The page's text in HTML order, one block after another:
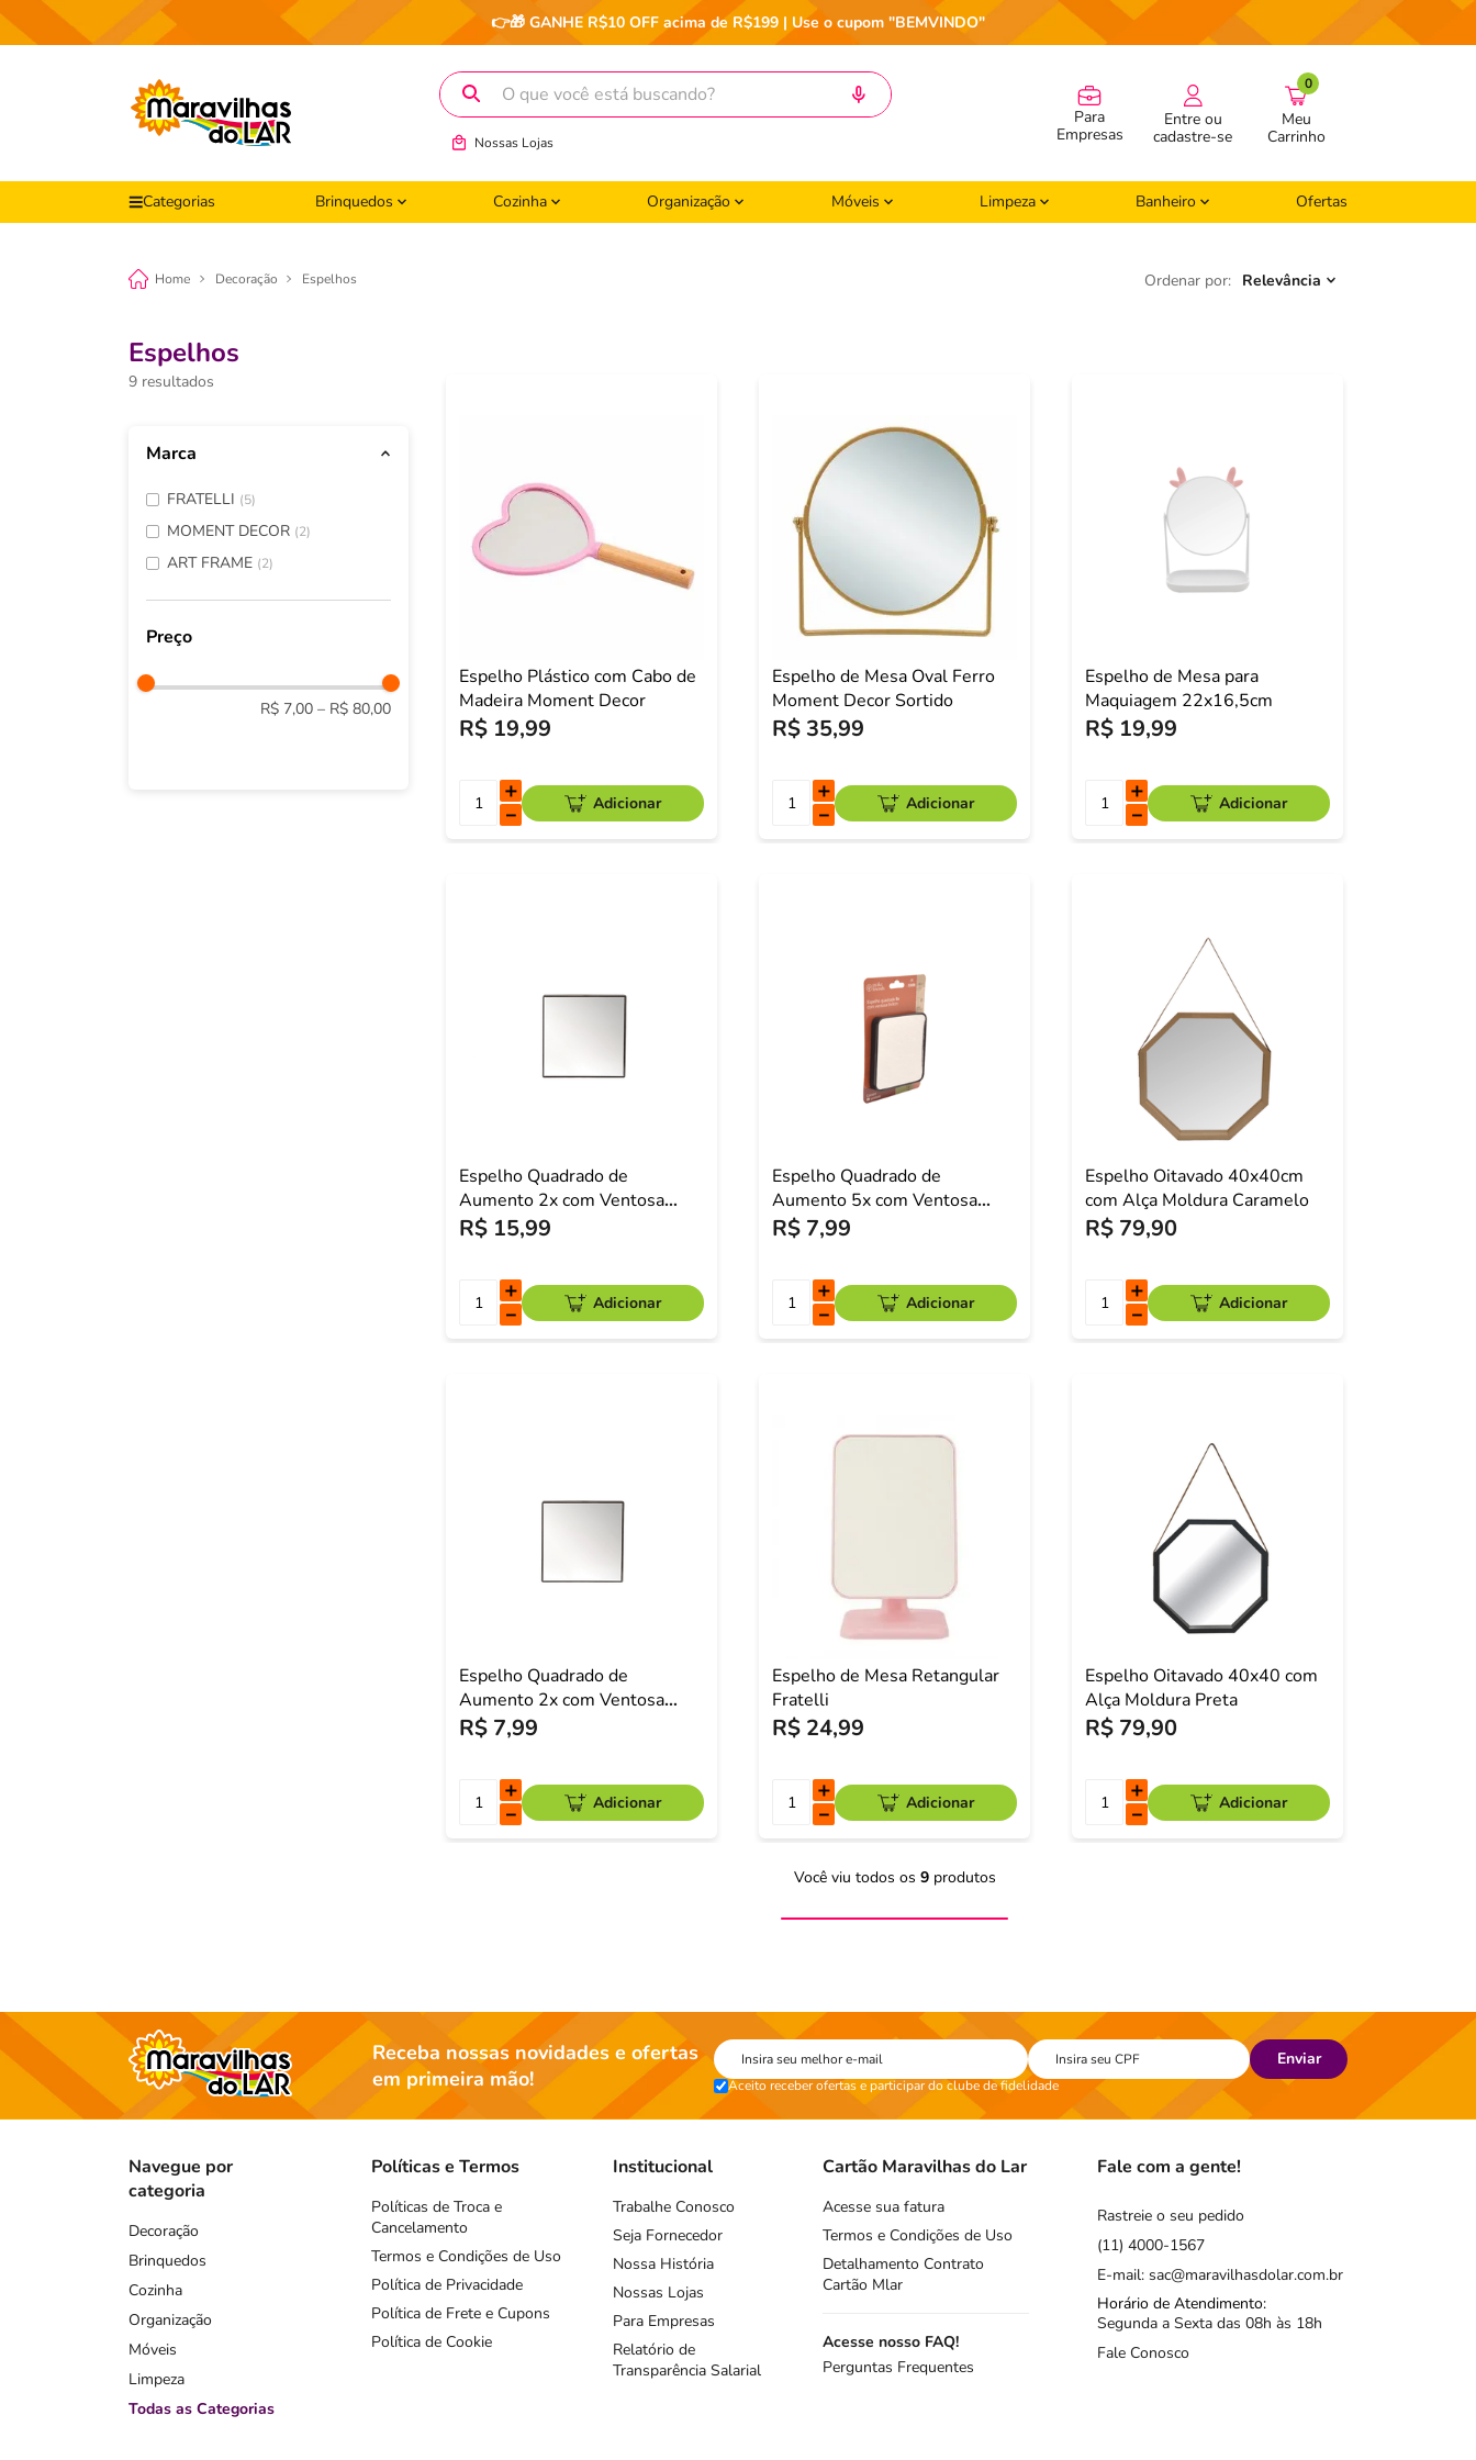
👉🎁 GANHE R$10 OFF acima de R$199 | Use o cupom "BEMVINDO"
O que você está buscando?
Nossas Lojas
Para
Empresas
0
Meu
Carrinho
Brinquedos Cozinha Organização Móveis Limpeza Banheiro Ofertas
Categorias
Decoração Espelhos Ordenar por Relevância
Espelhos
9
Marca
FRATELLI (5)
MOMENT DECOR (2)
ART FRAME (2)
R$ 7,00 – R$ 80,00
Espelho Plástico com Cabo de
Madeira Moment Decor
R$ 19,99
＋
－
Adicionar
Espelho de Mesa Oval Ferro
Moment Decor Sortido
R$ 35,99
＋
－
Adicionar
Espelho de Mesa para
Maquiagem 22x16,5cm
R$ 19,99
＋
－
Adicionar
Espelho Quadrado de
Aumento 2x com Ventosa
14x14cm Make Friends
R$ 15,99
＋
－
Adicionar
Espelho Quadrado de
Aumento 5x com Ventosa
9x9cm Make Friends
R$ 7,99
＋
－
Adicionar
Espelho Oitavado 40x40cm
com Alça Moldura Caramelo
R$ 79,90
＋
－
Adicionar
Espelho Quadrado de
Aumento 2x com Ventosa
9x9cm Make Friends
R$ 7,99
＋
－
Adicionar
Espelho de Mesa Retangular
Fratelli
R$ 24,99
＋
－
Adicionar
Espelho Oitavado 40x40 com
Alça Moldura Preta
R$ 79,90
＋
－
Adicionar
Você viu todos os 9produtos
Receba nossas novidades e ofertas
em primeira mão!
Aceito receber ofertas e participar do clube de fidelidade
Enviar
Navegue por
categoria
Decoração
Brinquedos
Cozinha
Organização
Móveis
Limpeza
Todas as Categorias
Políticas e Termos
Políticas de Troca e
Cancelamento
Termos e Condições de Uso
Política de Privacidade
Política de Frete e Cupons
Política de Cookie
Institucional
Trabalhe Conosco
Seja Fornecedor
Nossa História
Nossas Lojas
Para Empresas
Relatório de
Transparência Salarial
Cartão Maravilhas do Lar
Acesse sua fatura
Termos e Condições de Uso
Detalhamento Contrato
Cartão Mlar
Acesse nosso FAQ!
Perguntas Frequentes
Fale com a gente!
Rastreie o seu pedido
(11) 4000-1567
E-mail: sac@maravilhasdolar.com.br
Horário de Atendimento:
Segunda a Sexta das 08h às 18h
Fale Conosco